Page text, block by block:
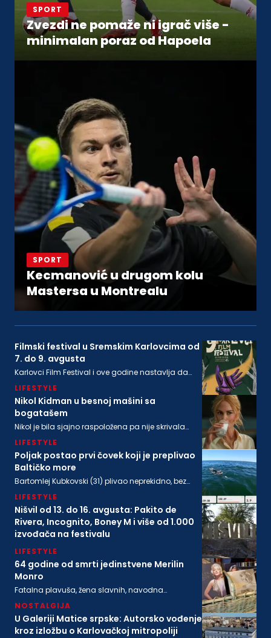
SPORT
Zvezdi ne pomaže ni igrač više -
minimalan poraz od Hapoela
SPORT
Kecmanović u drugom kolu
Mastersa u Montrealu
Filmski festival u Sremskim Karlovcima od
7. do 9. avgusta
Karlovci Film Festival i ove godine nastavlja da
savremenog autorskog izraza
LIFESTYLE
Nikol Kidman u besnoj mašini sa
bogatašem
Nikol je bila sjajno raspoložena pa nije skrivala
biznismenaMajkla Rajstina (55) koji se sve češće
viđa u društvu oskarovke
LIFESTYLE
Poljak postao prvi čovek koji je preplivao
Baltičko more
Bartomlej Kubkovski (31) plivao neprekidno, bez
Poljske
LIFESTYLE
Nišvil od 13. do 16. avgusta: Pakito de
Rivera, Incognito, Boney M i više od 1.000
izvođača na festivalu
LIFESTYLE
64 godine od smrti jedinstvene Merilin
Monro
Fatalna plavuša, žena slavnih, navodna
stanu na današnji dan 1962. godine
NOSTALGIJA
U Galeriji Matice srpske: Autorsko vođenje
kroz izložbu o Karlovačkoj mitropoliji